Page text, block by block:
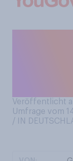
Veröffentlicht
Umfrage vom
/ IN